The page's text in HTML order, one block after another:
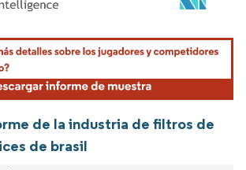
El uso requiere atribución según CC BY 4.0.
de la industria de filtros de
de brasil